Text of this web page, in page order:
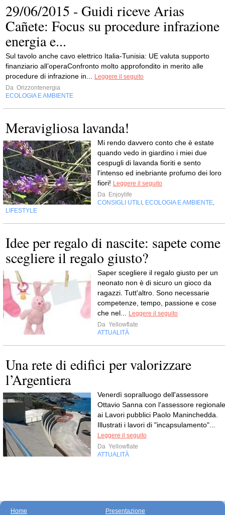
29/06/2015 - Guidi riceve Arias
Cañete: Focus su procedure infrazione
energia e...
Sul tavolo anche cavo elettrico Italia-Tunisia: UE valuta supporto
finanziario all’operaConfronto molto approfondito in merito alle
procedure di infrazione in...
Leggere il seguito
Da Orizzontenergia
ECOLOGIA E AMBIENTE
Meravigliosa lavanda!
Mi rendo davvero conto che è estate
quando vedo in giardino i miei due
cespugli di lavanda fioriti e sento
l'intenso ed inebriante profumo dei loro
fiori! Leggere il seguito
Da Enjoylife
CONSIGLI UTILI ECOLOGIA E AMBIENTE
LIFESTYLE
Idee per regalo di nascite: sapete come
scegliere il regalo giusto?
Saper scegliere il regalo giusto per un
neonato non è di sicuro un gioco da
ragazzi. Tutt'altro. Sono necessarie
competenze, tempo, passione e cose
che nel...
Leggere il seguito
Da Yellowflate
ATTUALITÀ
Una rete di edifici per valorizzare
l’Argentiera
Venerdì sopralluogo dell'assessore
Ottavio Sanna con l'assessore regionale
ai Lavori pubblici Paolo Maninchedda.
Illustrati i lavori di "incapsulamento"...
Leggere il seguito
Da Yellowflate
ATTUALITÀ
Home Presentazione